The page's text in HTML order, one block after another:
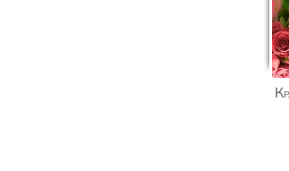
Красивое поздравление с 50 летием женщине,